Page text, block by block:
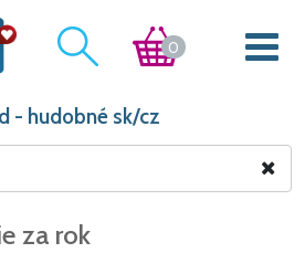
0
- hudobné sk/cz
za rok